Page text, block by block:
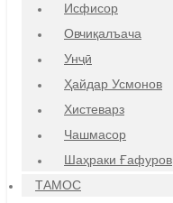
Исфисор
Овчиқалъача
Унҷӣ
Ҳайдар Усмонов
Хистеварз
Чашмасор
Шаҳраки Ғафуров
ТАМОС